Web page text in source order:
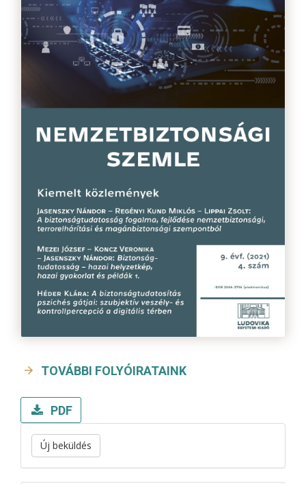
TOVÁBBI FOLYÓIRATAINK
PDF
Új beküldés